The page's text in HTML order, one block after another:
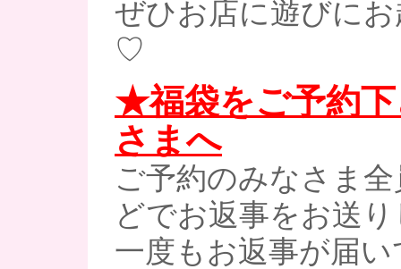
ぜひお店に遊びに
♡
★福袋をご予約
さまへ
ご予約のみなさま
どでお返事をお送
一度もお返事が届